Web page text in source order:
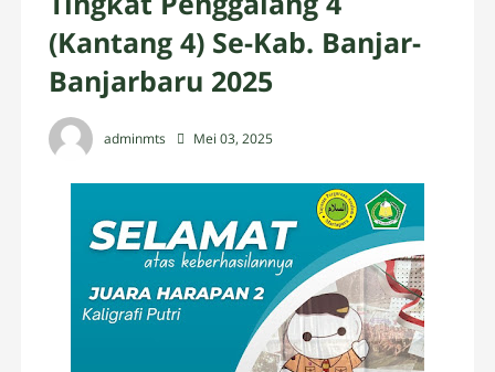
(Kantang 4) Se-Kab. Banjar-
Banjarbaru 2025
adminmts Mei 03, 2025